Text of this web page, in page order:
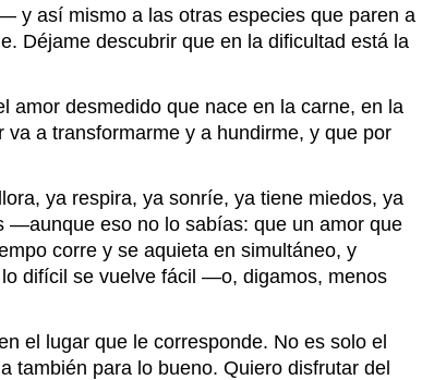
y así mismo a las otras especies que paren a
Déjame descubrir que en la dificultad está la
desmedido que nace en la carne, en la
a transformarme y a hundirme, y que por
ya respira, ya sonríe, ya tiene miedos, ya
eso no lo sabías: que un amor que
corre y se aquieta en simultáneo, y
difícil se vuelve fácil —o, digamos, menos
el lugar que le corresponde. No es solo el
también para lo bueno. Quiero disfrutar del